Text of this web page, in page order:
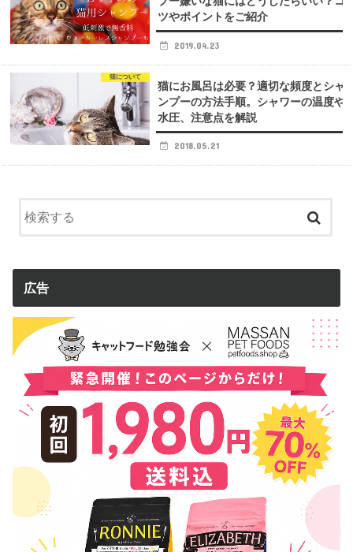
ツやポイントをご紹介
2019.04.23
猫について
猫にお風呂は必要？適切な頻度とシャ
ンプーの方法手順。シャワーの温度や
水圧、注意点を解説
2018.05.21
広告